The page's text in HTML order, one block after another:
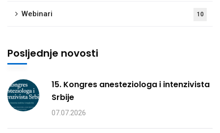
Webinari 10
Posljednje novosti
15. Kongres anesteziologa i intenzivista
Srbije
07.07.2026